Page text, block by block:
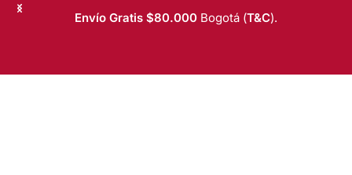
Envío Gratis $80.000 Bogotá (T&C).
Saltar al contenido